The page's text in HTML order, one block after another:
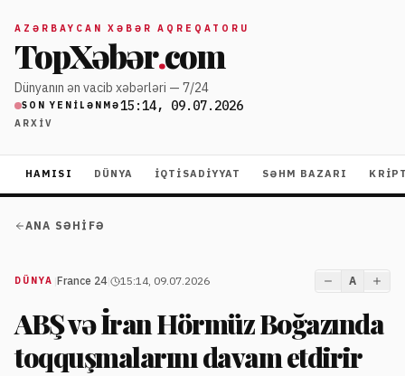
AZƏRBAYCAN XƏBƏR AQREQATORU
TopXəbər.com
Dünyanın ən vacib xəbərləri — 7/24
SON YENILƏNMƏ15:14, 09.07.2026
ARXIV
HAMISI DÜNYA İQTISADIYYAT SƏHM BAZARI
ANA SƏHIFƏ
DÜNYA France 24| 15:14, 09.07.2026 A
ABŞ və İran Hörmüz Boğazında
toqquşmalarını davam etdirir